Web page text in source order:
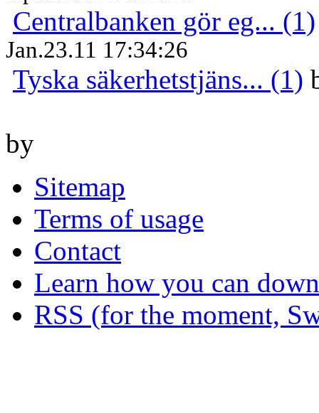
Centralbanken gör eg... (1)
Jan.23.11 17:34:26
Tyska säkerhetstjäns... (1)
by
Sitemap
Terms of usage
Contact
Learn how you can
RSS (for the moment,